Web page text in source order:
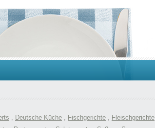
, Deutsche Küche , Fischgerichte , Fleischgerichte